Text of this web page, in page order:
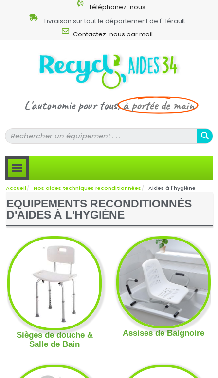
Téléphonez-nous
Livraison sur tout le département de l'Hérault
Contactez-nous par mail
L'autonomie pour tous,à portée de main
Accueil Nos aides techniques reconditionnées Aides à l'hygiène
EQUIPEMENTS RECONDITIONNÉS
D'AIDES À L'HYGIÈNE
Sièges de douche &
Salle de Bain
Assises de Baignoire